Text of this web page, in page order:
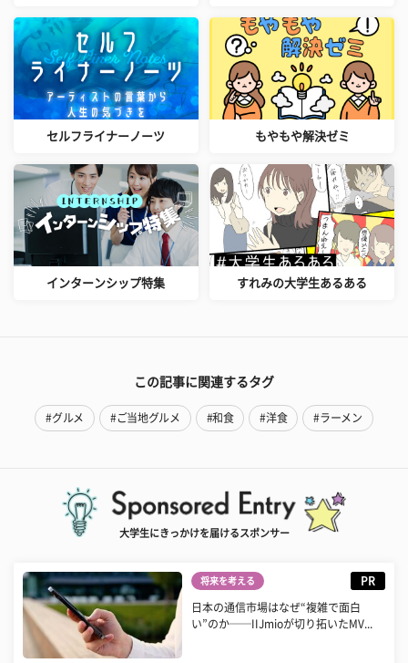
セルフライナーノーツ もやもや解決ゼミ
インターンシップ特集 すれみの大学生あるある
この記事に関連するタグ
#グルメ #ご当地グルメ #和食 #洋食 #ラーメン
大学生にきっかけを届けるスポンサー
将来を考える PR
日本の通信市場はなぜ“複雑で面白
い”のか──IIJmioが切り拓いたMV...